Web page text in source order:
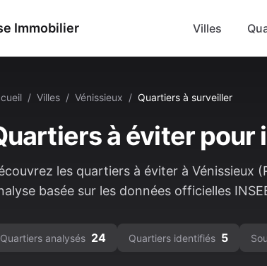
Immobilier Villes
/ Villes / Vénissieux / Quartiers à surveiller
à éviter pour
les quartiers à éviter à Vénissieux (
basée sur les données officielles
Quartiers analysés 24 Quartiers identifiés 5